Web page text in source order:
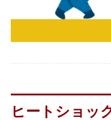
ヒートショッ